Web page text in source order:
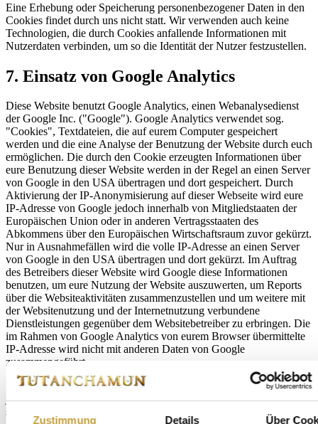
Zustimmung Details Über
Eine Erhebung oder Speicherung personenbezogener Daten in den
Cookies findet durch uns nicht statt. Wir verwenden auch keine
Technologien, die durch Cookies anfallende Informationen mit
Nutzerdaten verbinden, um so die Identität der Nutzer festzustellen.
7. Einsatz von Google Analytics
Diese Website benutzt Google Analytics, einen Webanalysedienst
der Google Inc. ("Google"). Google Analytics verwendet sog.
"Cookies", Textdateien, die auf eurem Computer gespeichert
werden und die eine Analyse der Benutzung der Website durch euch
ermöglichen. Die durch den Cookie erzeugten Informationen über
eure Benutzung dieser Website werden in der Regel an einen Server
von Google in den USA übertragen und dort gespeichert. Durch
Aktivierung der IP-Anonymisierung auf dieser Webseite wird eure
IP-Adresse von Google jedoch innerhalb von Mitgliedstaaten der
Europäischen Union oder in anderen Vertragsstaaten des
Abkommens über den Europäischen Wirtschaftsraum zuvor gekürzt.
Nur in Ausnahmefällen wird die volle IP-Adresse an einen Server
von Google in den USA übertragen und dort gekürzt. Im Auftrag
des Betreibers dieser Website wird Google diese Informationen
benutzen, um eure Nutzung der Website auszuwerten, um Reports
über die Websiteaktivitäten zusammenzustellen und um weitere mit
der Websitenutzung und der Internetnutzung verbundene
Dienstleistungen gegenüber dem Websitebetreiber zu erbringen. Die
im Rahmen von Google Analytics von eurem Browser übermittelte
IP-Adresse wird nicht mit anderen Daten von Google
zusammengeführt.
Ihr könnt die Speicherung der Cookies verhindern; wir weisen euch
jedoch darauf hin, dass ihr in diesem Fall gegebenenfalls nicht
sämtliche Funktionen dieser Website vollumfänglich nutzen könnt.